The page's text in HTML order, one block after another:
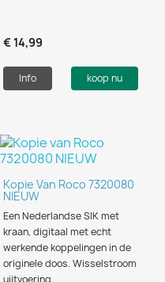
€ 14,99
Info koop nu
Kopie Van Roco 7320080
NIEUW
Een Nederlandse SIK met
kraan, digitaal met echt
werkende koppelingen in de
originele doos. Wisselstroom
uiitvoering.